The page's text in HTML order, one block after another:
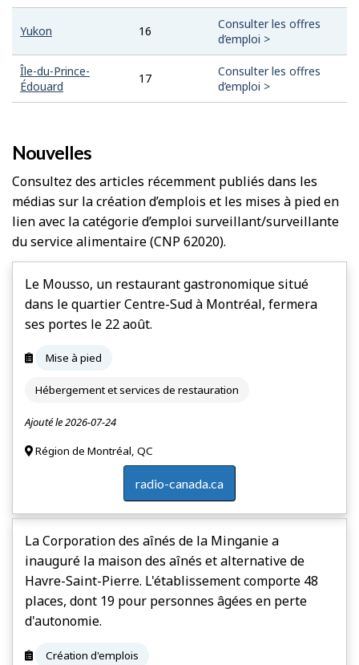
Yukon 16
Consulter les offres
d’emploi >
Île-du-Prince-
Édouard
17
Consulter les offres
d’emploi >
Nouvelles
Consultez des articles récemment publiés dans les
médias sur la création d’emplois et les mises à pied en
lien avec la catégorie d’emploi surveillant/surveillante
du service alimentaire (CNP 62020).
Le Mousso, un restaurant gastronomique situé
dans le quartier Centre-Sud à Montréal, fermera
ses portes le 22 août.
Mise à pied
Hébergement et services de restauration
Ajouté le 2026-07-24
Région de Montréal, QC
radio-canada.ca
La Corporation des aînés de la Minganie a
inauguré la maison des aînés et alternative de
Havre-Saint-Pierre. L'établissement comporte 48
places, dont 19 pour personnes âgées en perte
d'autonomie.
Création d'emplois